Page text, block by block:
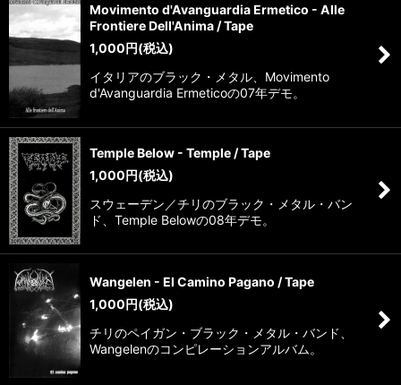
Movimento d'Avanguardia Ermetico - Alle
Frontiere Dell'Anima / Tape
1,000円(税込)
イタリアのブラック・メタル、Movimento
d'Avanguardia Ermeticoの07年デモ。
Temple Below - Temple / Tape
1,000円(税込)
スウェーデン／チリのブラック・メタル・バン
ド、Temple Belowの08年デモ。
Wangelen - El Camino Pagano / Tape
1,000円(税込)
チリのペイガン・ブラック・メタル・バンド、
Wangelenのコンピレーションアルバム。